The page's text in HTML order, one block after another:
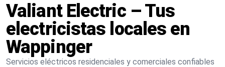
Valiant Electric – Tus
electricistas locales en
Wappinger
Servicios eléctricos residenciales y comerciales confiables